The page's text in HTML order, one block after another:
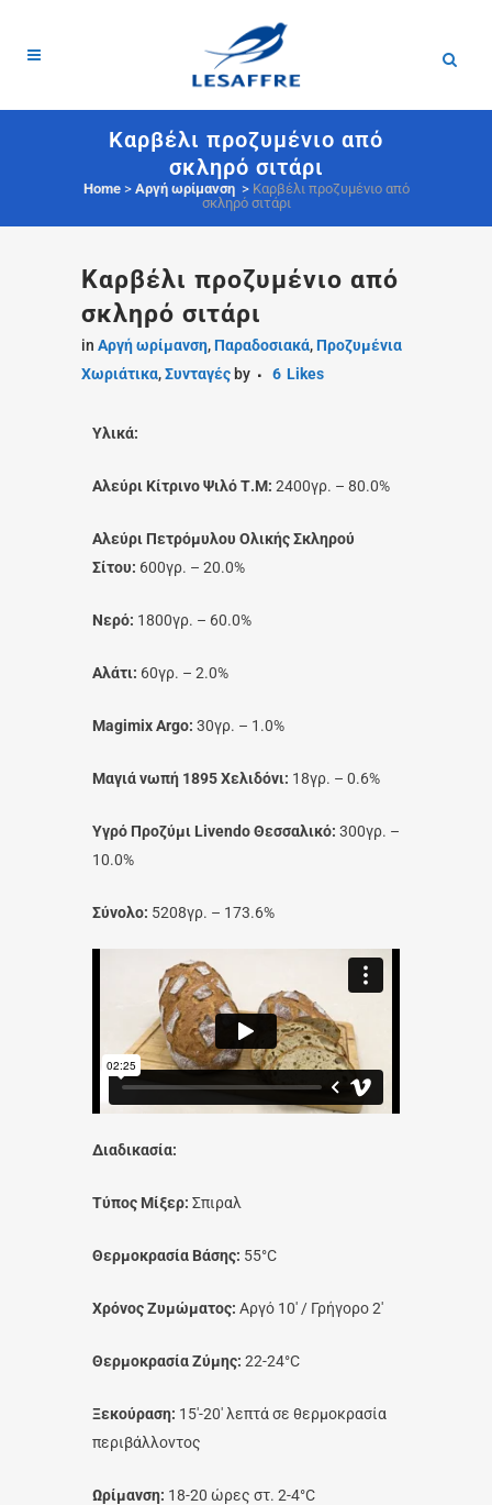
Καρβέλι προζυμένιο από
σκληρό σιτάρι
Home> Αργή ωρίμανση > Καρβέλι προζυμένιο από
σκληρό σιτάρι
Καρβέλι προζυμένιο από
σκληρό σιτάρι
in Αργή ωρίμανση,Παραδοσιακά,Προζυμένια
Χωριάτικα,Συνταγές by 6 Likes
Υλικά:
Αλεύρι Κίτρινο Ψιλό Τ.Μ: 2400γρ. – 80.0%
Αλεύρι Πετρόμυλου Ολικής Σκληρού
Σίτου: 600γρ. – 20.0%
Νερό: 1800γρ. – 60.0%
Αλάτι: 60γρ. – 2.0%
Magimix Argo: 30γρ. – 1.0%
Μαγιά νωπή 1895 Χελιδόνι: 18γρ. – 0.6%
Υγρό Προζύμι Livendo Θεσσαλικό: 300γρ. –
10.0%
Σύνολο: 5208γρ. – 173.6%
Διαδικασία:
Τύπος Μίξερ: Σπιραλ
Θερμοκρασία Βάσης: 55°C
Χρόνος Ζυμώματος: Αργό 10′ / Γρήγορο 2′
Θερμοκρασία Ζύμης: 22-24°C
Ξεκούραση: 15′-20′ λεπτά σε θερμοκρασία
περιβάλλοντος
Ωρίμανση: 18-20 ώρες στ. 2-4°C